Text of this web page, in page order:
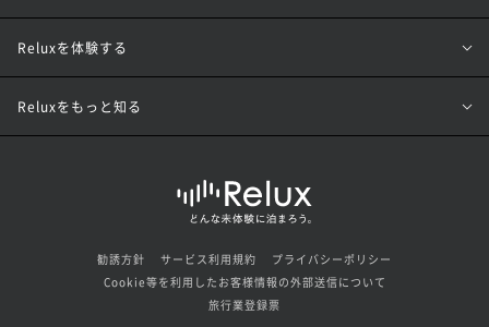
Reluxを体験する
Reluxをもっと知る
勧誘方針 サービス利用規約
プライバシーポリシー
Cookie等を利用したお客様情報の外部送信について
旅行業登録票